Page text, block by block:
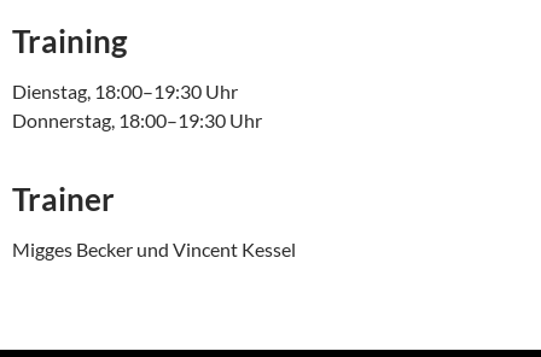
Training
Dienstag, 18:00–19:30 Uhr
Donnerstag, 18:00–19:30 Uhr
Trainer
Migges Becker und Vincent Kessel